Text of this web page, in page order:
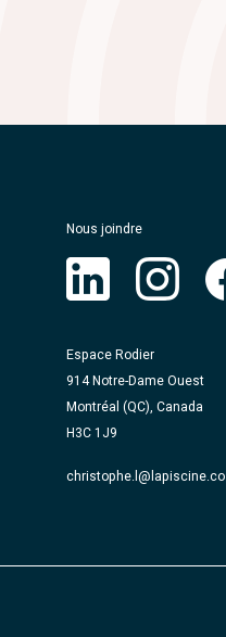
Nous joindre
Espace Rodier
914 Notre-Dame Ouest
Montréal (QC), Canada
H3C 1J9
christophe.l@lapiscine.co